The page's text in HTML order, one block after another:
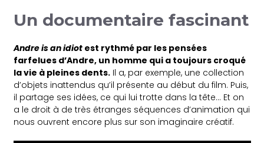
Un documentaire fascinant
Andre is an idiot est rythmé par les pensées
farfelues d’Andre, un homme qui a toujours croqué
la vie à pleines dents. Il a, par exemple, une collection
d’objets inattendus qu’il présente au début du film. Puis,
il partage ses idées, ce qui lui trotte dans la tête… Et on
a le droit à de très étranges séquences d’animation qui
nous ouvrent encore plus sur son imaginaire créatif.